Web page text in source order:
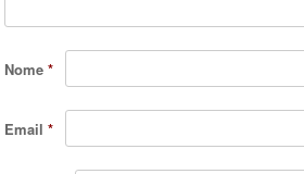
Nome*
Email*